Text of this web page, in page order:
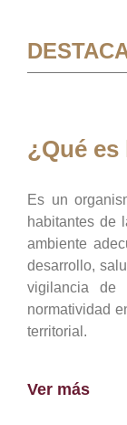
¿Qué es
Es un
habitantes de
ambiente
desarrollo,
vigilancia de
normatividad
territorial.
Ver más